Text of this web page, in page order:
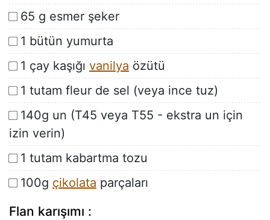
65 g esmer şeker
1 bütün yumurta
1 çay kaşığı vanilya özütü
1 tutam fleur de sel (veya ince tuz)
140g un (T45 veya T55 - ekstra un için
izin verin)
1 tutam kabartma tozu
100g çikolata parçaları
Flan karışımı :